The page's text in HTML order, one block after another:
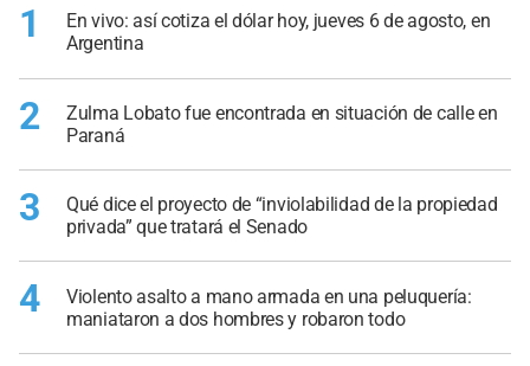
1
En vivo: así cotiza el dólar hoy, jueves 6 de agosto, en
Argentina
2
Zulma Lobato fue encontrada en situación de calle en
Paraná
3
Qué dice el proyecto de “inviolabilidad de la propiedad
privada” que tratará el Senado
4
Violento asalto a mano armada en una peluquería:
maniataron a dos hombres y robaron todo